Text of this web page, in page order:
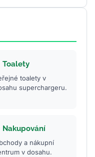
Toalety
toalety v
superchargeru.
Nakupování
a nákupní
v dosahu.